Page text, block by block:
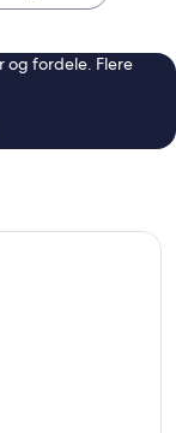
og fordele. Flere